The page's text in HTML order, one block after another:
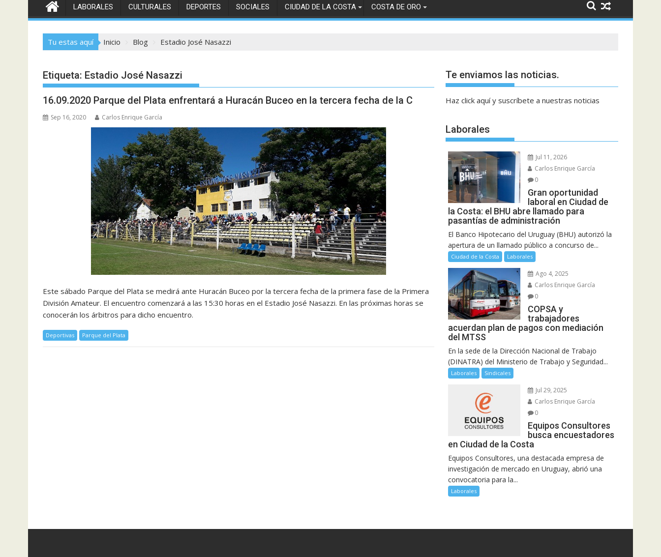
LABORALES CULTURALES DEPORTES SOCIALES CIUDAD DE LA COSTA COSTA DE ORO
Tu estas aquí Inicio Blog Estadio José Nasazzi
Etiqueta: Estadio José Nasazzi
16.09.2020 Parque del Plata enfrentará a Huracán Buceo en la tercera fecha de la C
Sep 16, 2020 Carlos Enrique García
Este sábado Parque del Plata se medirá ante Huracán Buceo por la tercera fecha de la primera fase de la Primera
División Amateur. El encuentro comenzará a las 15:30 horas en el Estadio José Nasazzi. En las próximas horas se
conocerán los árbitros para dicho encuentro.
Deportivas Parque del Plata
Te enviamos las noticias.
Haz click aquí y suscríbete a nuestras noticias
Laborales
Jul 11, 2026
Carlos Enrique García
0
Gran oportunidad
laboral en Ciudad de
la Costa: el BHU abre llamado para
pasantías de administración
El Banco Hipotecario del Uruguay (BHU) autorizó la
apertura de un llamado público a concurso de...
Ciudad de la Costa Laborales
Ago 4, 2025
Carlos Enrique García
0
COPSA y
trabajadores
acuerdan plan de pagos con mediación
del MTSS
En la sede de la Dirección Nacional de Trabajo
(DINATRA) del Ministerio de Trabajo y Seguridad...
Laborales Sindicales
Jul 29, 2025
Carlos Enrique García
0
Equipos Consultores
busca encuestadores
en Ciudad de la Costa
Equipos Consultores, una destacada empresa de
investigación de mercado en Uruguay, abrió una
convocatoria para la...
Laborales